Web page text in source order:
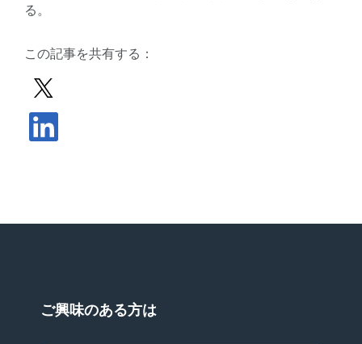
る。
この記事を共有する：
Xで投稿を共有する
ご興味のある方は